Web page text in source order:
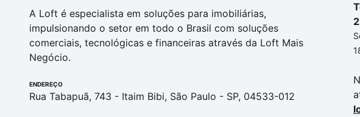
A Loft é especialista em soluções para imobiliárias,
impulsionando o setor em todo o Brasil com soluções
comerciais, tecnológicas e financeiras através da Loft Mais
Negócio.
ENDEREÇO
Rua Tabapuã, 743 - Itaim Bibi, São Paulo - SP, 04533-012